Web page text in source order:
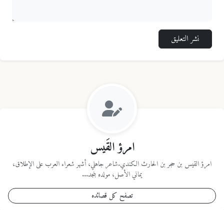
نشر التعليق
امرؤ القَيس
امرؤ القيس بن حجر بن الحارث الكندي.شاعر جاهلي، أشهر شعراء العرب على الإطلاق،
يماني الأصل، مولده بنجد...
تصفح كل قصائده